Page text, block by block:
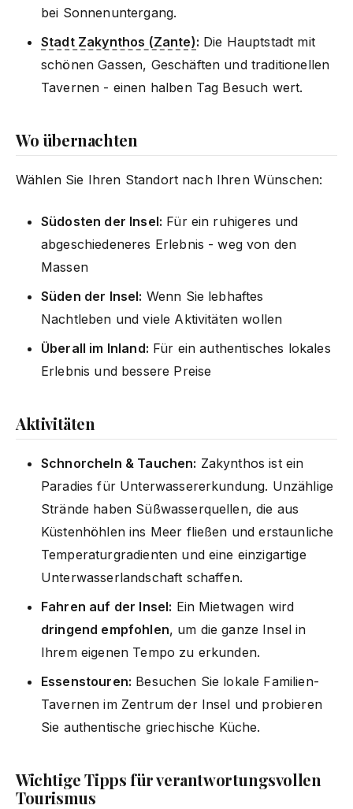
bei Sonnenuntergang.
Stadt Zakynthos (Zante): Die Hauptstadt mit
schönen Gassen, Geschäften und traditionellen
Tavernen - einen halben Tag Besuch wert.
Wo übernachten
Wählen Sie Ihren Standort nach Ihren Wünschen:
Südosten der Insel: Für ein ruhigeres und
abgeschiedeneres Erlebnis - weg von den
Massen
Süden der Insel: Wenn Sie lebhaftes
Nachtleben und viele Aktivitäten wollen
Überall im Inland: Für ein authentisches lokales
Erlebnis und bessere Preise
Aktivitäten
Schnorcheln & Tauchen: Zakynthos ist ein
Paradies für Unterwassererkundung. Unzählige
Strände haben Süßwasserquellen, die aus
Küstenhöhlen ins Meer fließen und erstaunliche
Temperaturgradienten und eine einzigartige
Unterwasserlandschaft schaffen.
Fahren auf der Insel: Ein Mietwagen wird
dringend empfohlen, um die ganze Insel in
Ihrem eigenen Tempo zu erkunden.
Essenstouren: Besuchen Sie lokale Familien-
Tavernen im Zentrum der Insel und probieren
Sie authentische griechische Küche.
Wichtige Tipps für verantwortungsvollen
Tourismus